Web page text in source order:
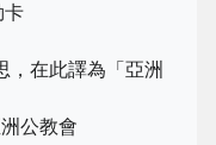
卡
，在此譯為「亞洲
公教會